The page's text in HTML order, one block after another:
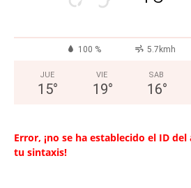
100 % 5.7kmh
JUE
15°
VIE
19°
SAB
16°
Error, ¡no se ha establecido el ID
tu sintaxis!